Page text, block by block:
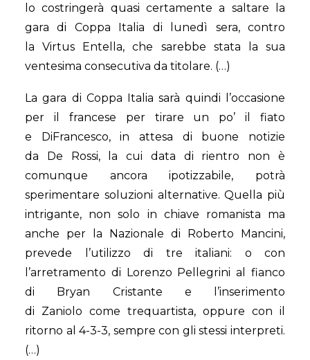
lo costringerà quasi certamente a saltare la
gara di Coppa Italia di lunedì sera, contro
laVirtus Entella, che sarebbe stata la sua
ventesima consecutiva da titolare. (…)
La gara di Coppa Italia sarà quindi l’occasione
per il francese per tirare un po’ il fiato
e DiFrancesco, in attesa di buone notizie
da De Rossi, la cui data di rientro non è
comunque ancora ipotizzabile, potrà
sperimentare soluzioni alternative. Quella più
intrigante, non solo in chiave romanista ma
anche per la Nazionale di Roberto Mancini,
prevede l’utilizzo di tre italiani: o con
l’arretramento di Lorenzo Pellegrini al fianco
di Bryan Cristante e l’inserimento
di Zaniolo come trequartista, oppure con il
ritorno al 4-3-3, sempre con gli stessi interpreti.
(…)